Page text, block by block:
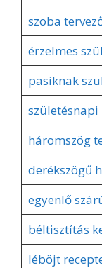
szoba
érzelmes
pasiknak
születésnapi
háromszög
derékszögű
egyenlő
béltisztítás
léböjt